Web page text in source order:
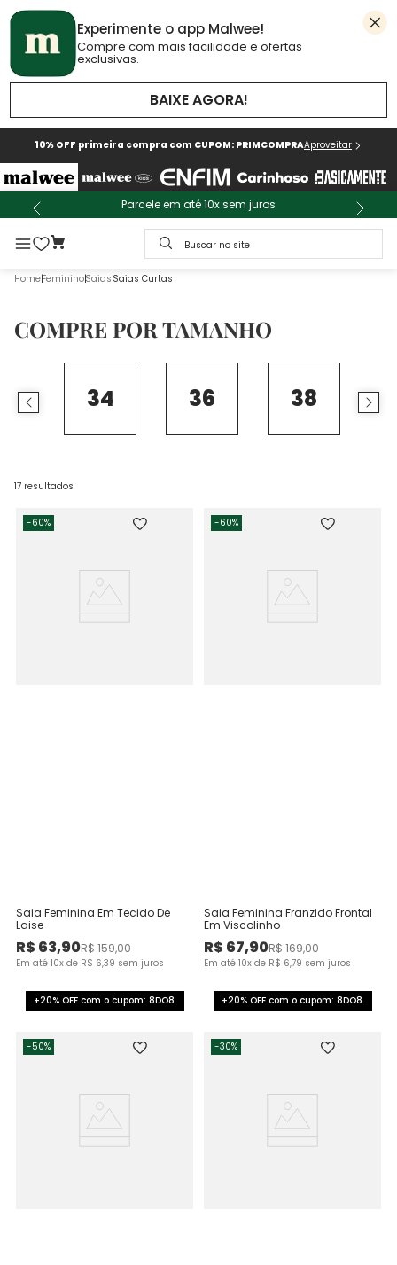
Experimente o app Malwee!
Compre com mais facilidade e ofertas
exclusivas.
BAIXE AGORA!
10% OFF primeira compra com CUPOM: PRIMCOMPRAAproveitar
Parcele em até 10x sem juros
Buscar no site
FemininoSaiasSaias Curtas
COMPRE POR TAMANHO
34 36 38
17 resultados
-60%
Saia Feminina Em Tecido De
Laise
R$63,90R$159,00
Em até 10x de R$ 6,39 sem juros
+20% OFF com o cupom: 8DO8.
-60%
Saia Feminina Franzido Frontal
Em Viscolinho
R$67,90R$169,00
Em até 10x de R$ 6,79 sem juros
+20% OFF com o cupom: 8DO8.
-50% -30%